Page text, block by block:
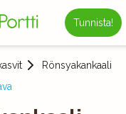
Tunnista!
Rönsyakankaali